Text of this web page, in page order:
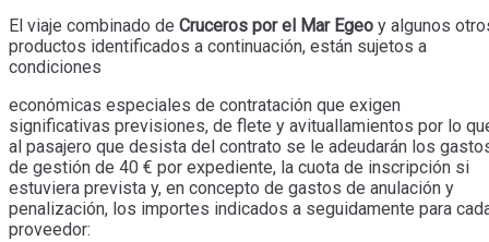
El viaje combinado de Cruceros por el Mar Egeo y algunos
productos identificados a continuación, están sujetos a
condiciones
económicas especiales de contratación que exigen
significativas previsiones, de flete y avituallamientos por lo
al pasajero que desista del contrato se le adeudarán los
de gestión de 40 € por expediente, la cuota de inscripción si
estuviera prevista y, en concepto de gastos de anulación y
penalización, los importes indicados a seguidamente para
proveedor: